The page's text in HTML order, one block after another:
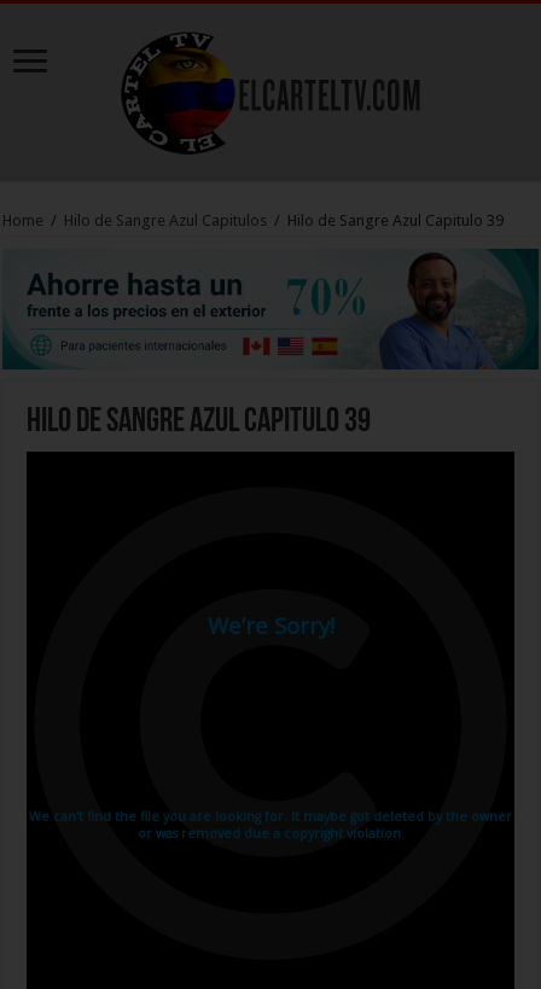
Home / Hilo de Sangre Azul Capitulos / Hilo de Sangre Azul Capitulo 39
Hilo de Sangre Azul Capitulo 39